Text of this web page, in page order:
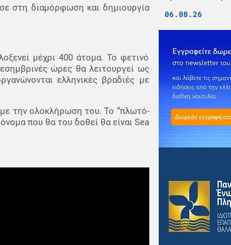
στη διαμόρφωση και δημιουργία
μέχρι 400 άτομα. Το φετινό
ώρες θα λειτουργεί ως
ελληνικές βραδιές με
την ολοκλήρωση του. Το “πλωτό-
που θα του δοθεί θα είναι Sea
06.08.26